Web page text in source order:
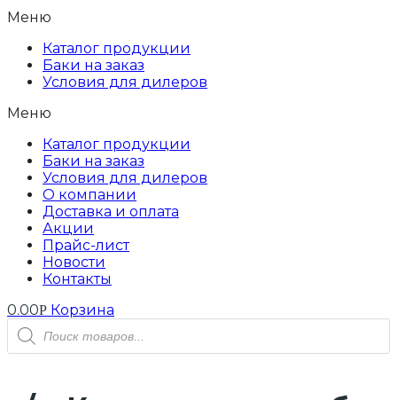
Меню
Каталог продукции
Баки на заказ
Условия для дилеров
Меню
Каталог продукции
Баки на заказ
Условия для дилеров
О компании
Доставка и оплата
Акции
Прайс-лист
Новости
Контакты
0.00Р Корзина
Поиск
товаров